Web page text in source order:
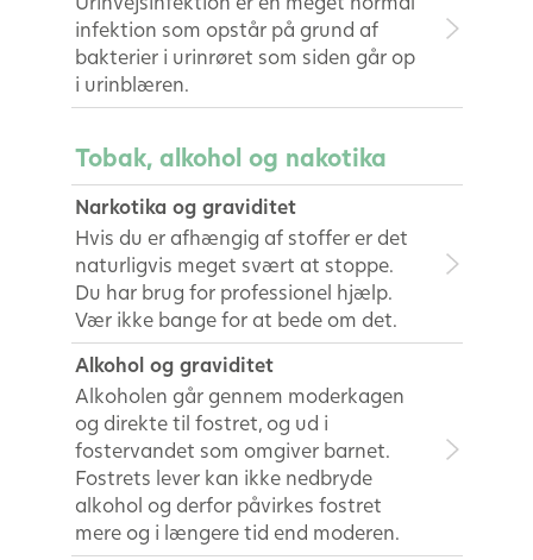
infektion som opstår på grund af
bakterier i urinrøret som siden går op
i urinblæren.
Tobak, alkohol og nakotika
Narkotika og graviditet
Hvis du er afhængig af stoffer er det
naturligvis meget svært at stoppe.
Du har brug for professionel hjælp.
Vær ikke bange for at bede om det.
Alkohol og graviditet
Alkoholen går gennem moderkagen
og direkte til fostret, og ud i
fostervandet som omgiver barnet.
Fostrets lever kan ikke nedbryde
alkohol og derfor påvirkes fostret
mere og i længere tid end moderen.